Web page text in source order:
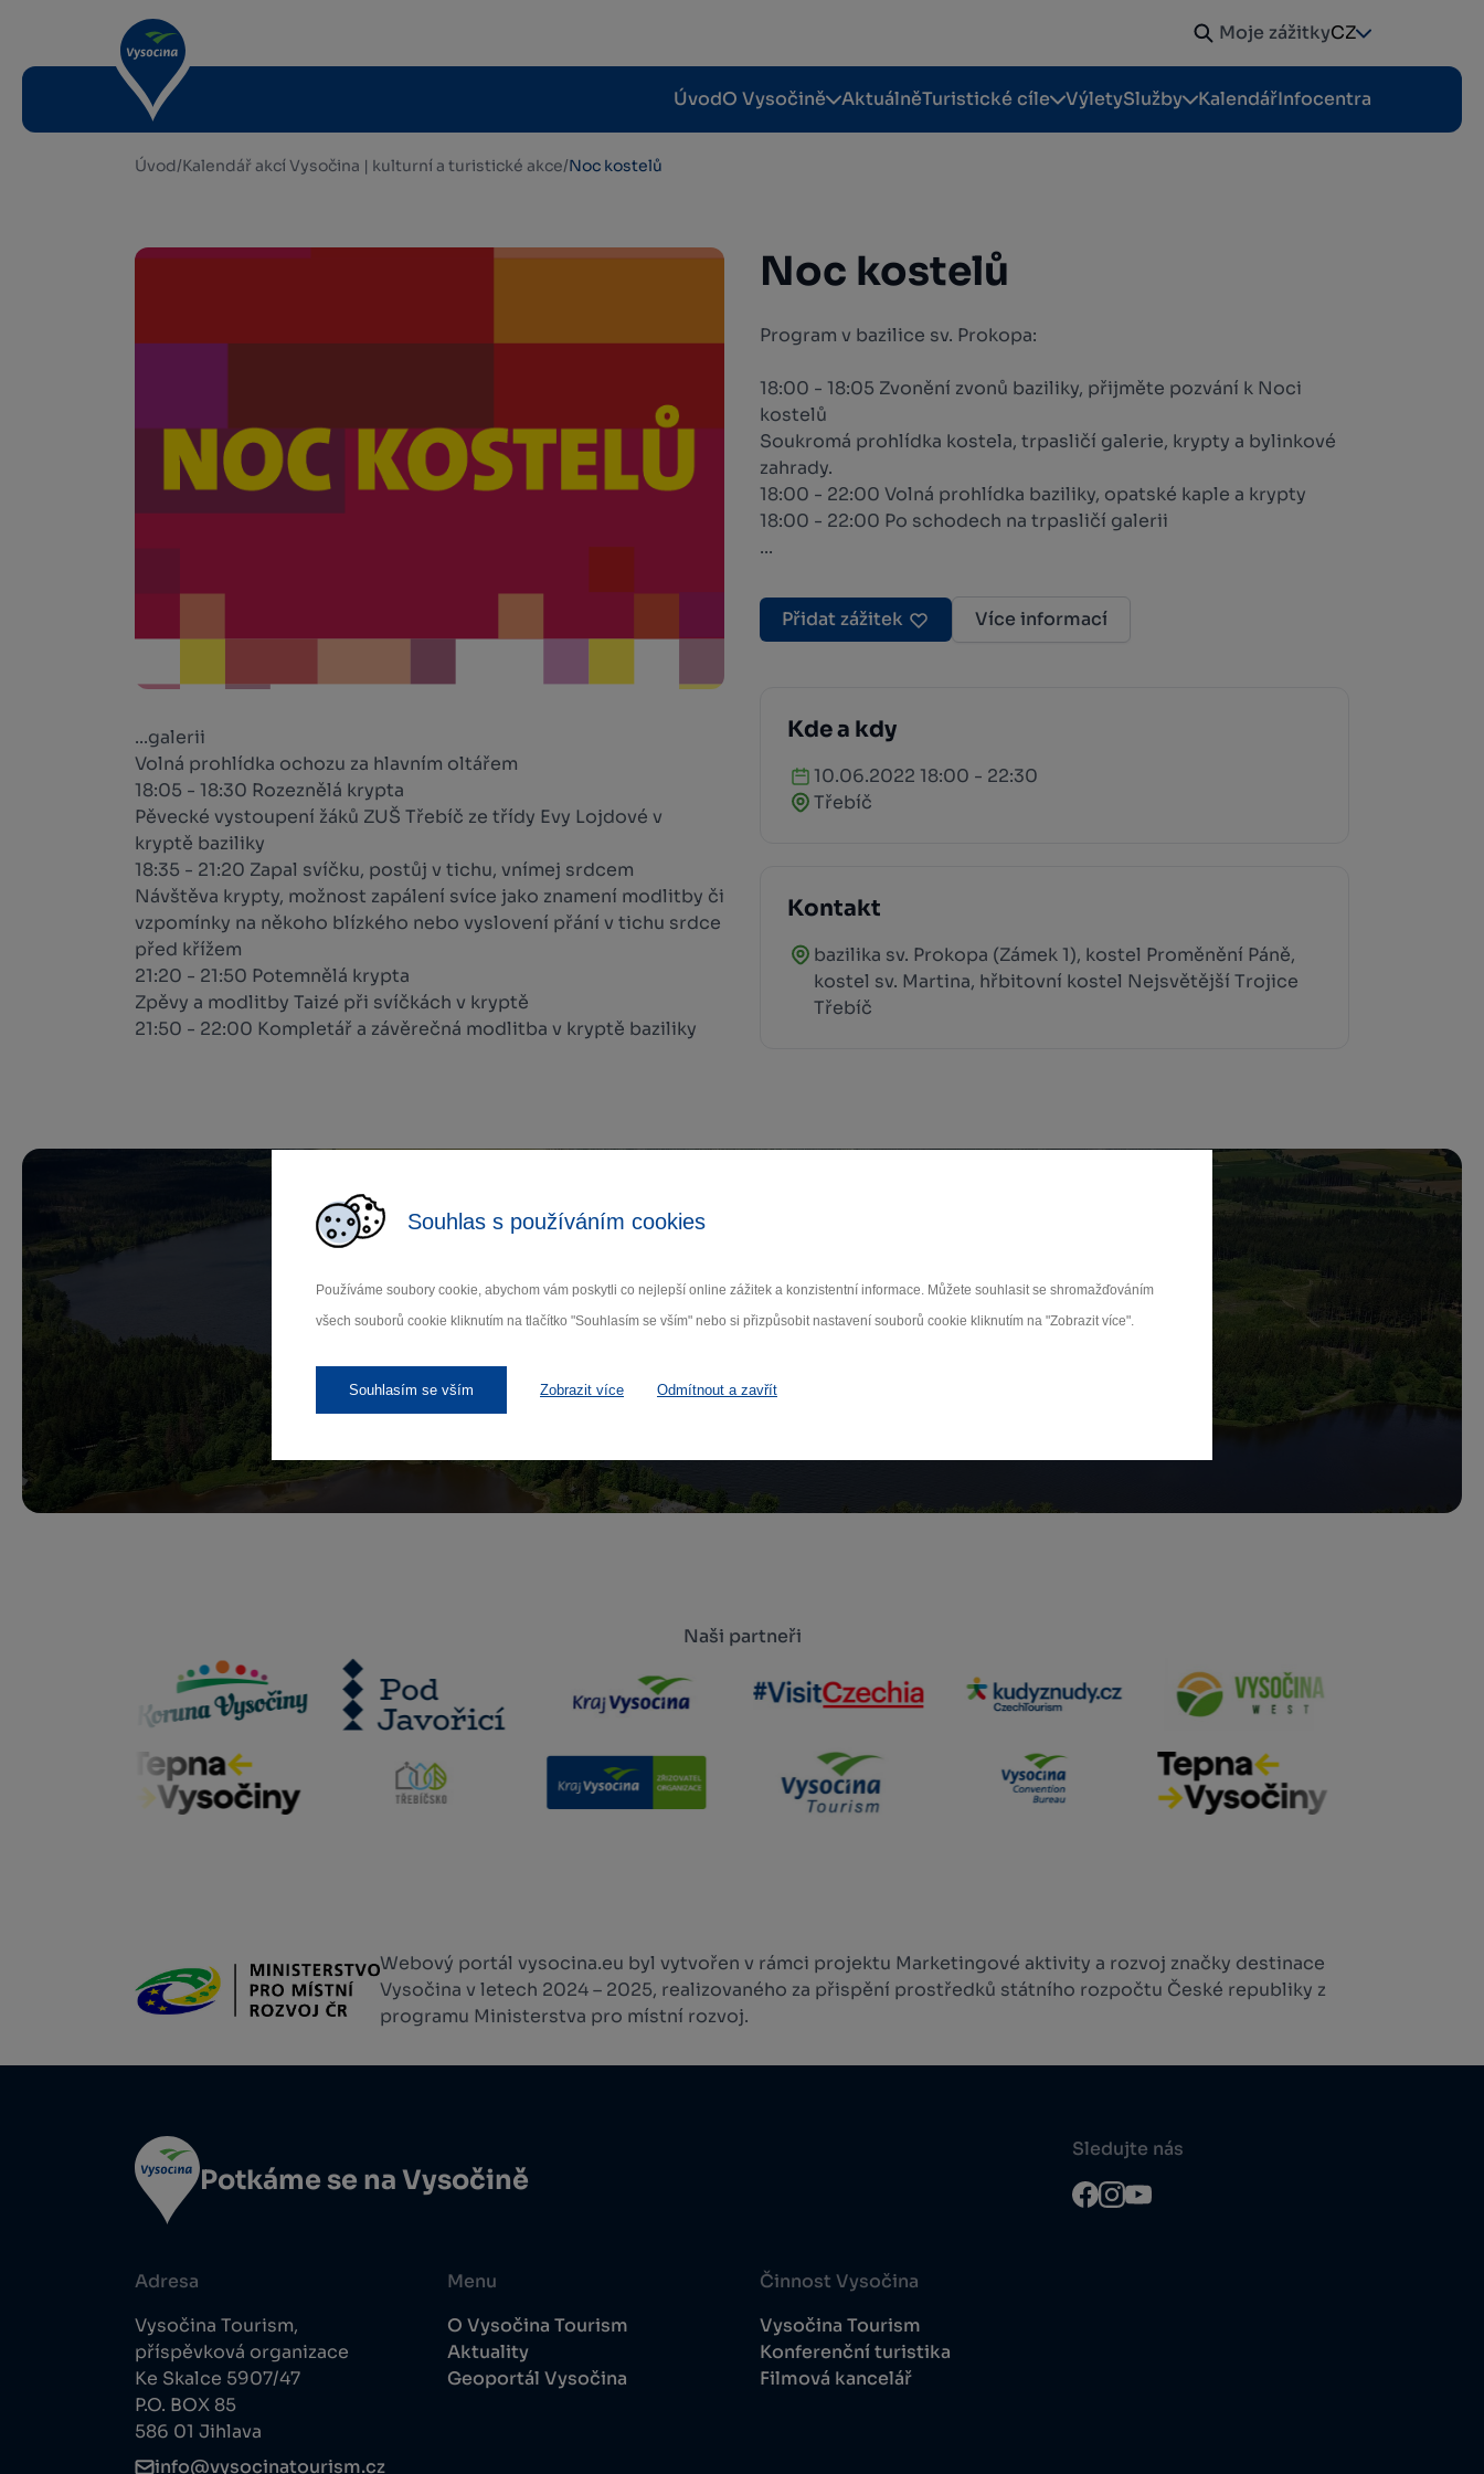
Souhlas s používáním cookies
Používáme soubory cookie, abychom vám poskytli co nejlepší online zážitek a konzistentní informace. Můžete souhlasit se shromažďováním
všech souborů cookie kliknutím na tlačítko "Souhlasím se vším" nebo si přizpůsobit nastavení souborů cookie kliknutím na "Zobrazit více".
Souhlasím se vším Zobrazit více Odmítnout a zavřít
Moje zážitkyCZ
ÚvodO Vysočině AktuálněTuristické cíle VýletySlužby KalendářInfocentra
Úvod/Kalendář akcí Vysočina | kulturní a turistické akce/Noc kostelů
Noc kostelů
Program v bazilice sv. Prokopa:
18:00 - 18:05 Zvonění zvonů baziliky, přijměte pozvání k Noci
kostelů
Soukromá prohlídka kostela, trpasličí galerie, krypty a bylinkové
zahrady.
18:00 - 22:00 Volná prohlídka baziliky, opatské kaple a krypty
18:00 - 22:00 Po schodech na trpasličí galerii
...
Přidat zážitek Více informací
Kde a kdy
10.06.2022 18:00 - 22:30
Třebíč
Kontakt
bazilika sv. Prokopa (Zámek 1), kostel Proměnění Páně,
kostel sv. Martina, hřbitovní kostel Nejsvětější Trojice
Třebíč
...galerii
Volná prohlídka ochozu za hlavním oltářem
18:05 - 18:30 Rozeznělá krypta
Pěvecké vystoupení žáků ZUŠ Třebíč ze třídy Evy Lojdové v
kryptě baziliky
18:35 - 21:20 Zapal svíčku, postůj v tichu, vnímej srdcem
Návštěva krypty, možnost zapálení svíce jako znamení modlitby či
vzpomínky na někoho blízkého nebo vyslovení přání v tichu srdce
před křížem
21:20 - 21:50 Potemnělá krypta
Zpěvy a modlitby Taizé při svíčkách v kryptě
21:50 - 22:00 Kompletář a závěrečná modlitba v kryptě baziliky
Zamilujte si Vysočinu
Přihlaste se k odběru našeho newsletteru o novinkách.
Naši partneři
Webový portál vysocina.eu byl vytvořen v rámci projektu Marketingové aktivity a rozvoj značky destinace
Vysočina v letech 2024 – 2025, realizovaného za přispění prostředků státního rozpočtu České republiky z
programu Ministerstva pro místní rozvoj.
Potkáme se na Vysočině
Adresa
Vysočina Tourism,
příspěvková organizace
Ke Skalce 5907/47
P.O. BOX 85
586 01 Jihlava
info@vysocinatourism.cz
Menu
O Vysočina Tourism
Aktuality
Geoportál Vysočina
Činnost Vysočina
Vysočina Tourism
Konferenční turistika
Filmová kancelář
Sledujte nás